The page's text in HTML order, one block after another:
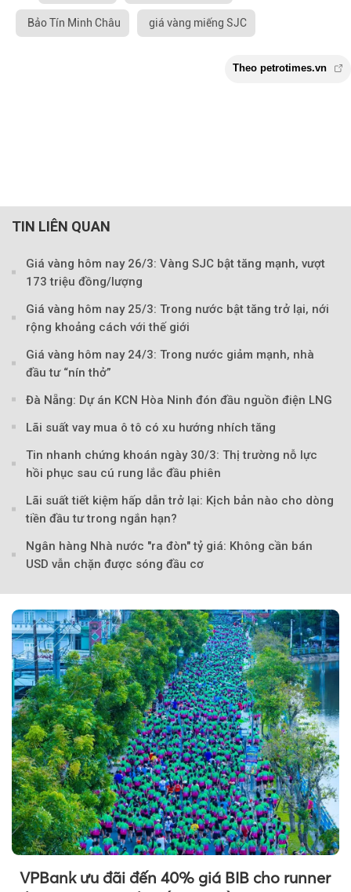
Bảo Tín Minh Châu giá vàng miếng SJC
TIN LIÊN QUAN
Giá vàng hôm nay 26/3: Vàng SJC bật tăng mạnh, vượt
173 triệu đồng/lượng
Giá vàng hôm nay 25/3: Trong nước bật tăng trở lại, nới
rộng khoảng cách với thế giới
Giá vàng hôm nay 24/3: Trong nước giảm mạnh, nhà
đầu tư “nín thở”
Đà Nẵng: Dự án KCN Hòa Ninh đón đầu nguồn điện LNG
Lãi suất vay mua ô tô có xu hướng nhích tăng
Tin nhanh chứng khoán ngày 30/3: Thị trường nỗ lực
hồi phục sau cú rung lắc đầu phiên
Lãi suất tiết kiệm hấp dẫn trở lại: Kịch bản nào cho dòng
tiền đầu tư trong ngắn hạn?
Ngân hàng Nhà nước "ra đòn" tỷ giá: Không cần bán
USD vẫn chặn được sóng đầu cơ
VPBank ưu đãi đến 40% giá BIB cho runner